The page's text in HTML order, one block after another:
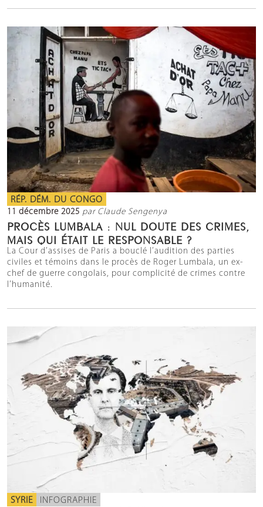
RÉP. DÉM. DU CONGO
11 décembre 2025 par Claude Sengenya
PROCÈS LUMBALA : NUL DOUTE DES CRIMES,
MAIS QUI ÉTAIT LE RESPONSABLE ?
La Cour d’assises de Paris a bouclé l’audition des parties
civiles et témoins dans le procès de Roger Lumbala, un ex-
chef de guerre congolais, pour complicité de crimes contre
l’humanité.
SYRIE INFOGRAPHIE